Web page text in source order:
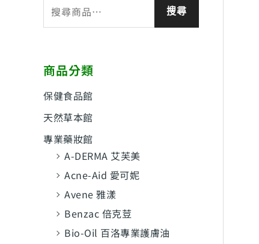
尋
字
搜尋
商品分類
保健食品館
天然草本館
專業藥妝館
A-DERMA 艾芙美
Acne-Aid 愛可妮
Avene 雅漾
Benzac 倍克荳
Bio-Oil 百洛專業護膚油